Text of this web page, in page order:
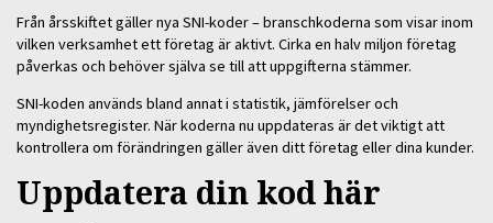
Från årsskiftet gäller nya SNI-koder – branschkoderna som visar inom
vilken verksamhet ett företag är aktivt. Cirka en halv miljon företag
påverkas och behöver själva se till att uppgifterna stämmer.
SNI-koden används bland annat i statistik, jämförelser och
myndighetsregister. När koderna nu uppdateras är det viktigt att
kontrollera om förändringen gäller även ditt företag eller dina kunder.
Uppdatera din kod här